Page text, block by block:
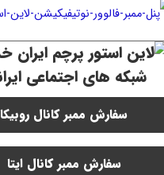
شبکه های اجتماعی
سفارش ممبر کانال روبیکا
سفارش ممبر کانال ایتا